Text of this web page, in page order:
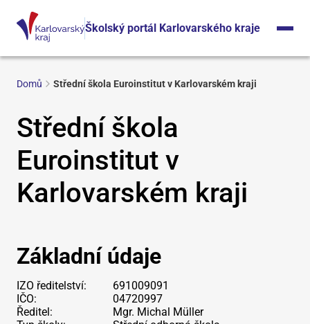
Školský portál Karlovarského kraje
Domů Střední škola Euroinstitut v Karlovarském kraji
Střední škola
Euroinstitut v
Karlovarském kraji
Základní údaje
IZO ředitelství:
691009091
IČO:
04720997
Ředitel:
Mgr. Michal Müller